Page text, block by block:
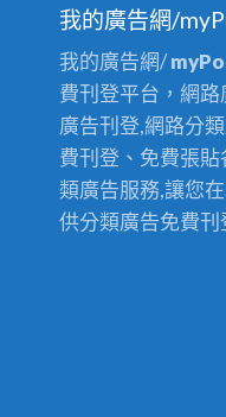
我的廣告網/
我的廣告網/
費刊登平台，網
廣告刊登,網路分
費刊登、免費張
類廣告服務,讓您
供分類廣告免費刊